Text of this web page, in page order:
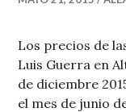
Los precios de
Luis Guerra en
de diciembre
el mes de junio